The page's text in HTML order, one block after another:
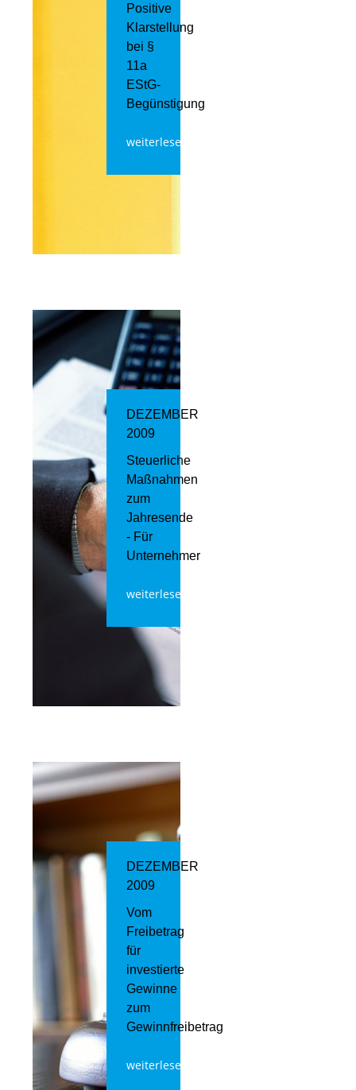
Positive
Klarstellung
bei §
11a
EStG-
Begünstigung
weiterlesen
DEZEMBER
2009
Steuerliche
Maßnahmen
zum
Jahresende
- Für
Unternehmer
weiterlesen
DEZEMBER
2009
Vom
Freibetrag
für
investierte
Gewinne
zum
Gewinnfreibetrag
weiterlesen